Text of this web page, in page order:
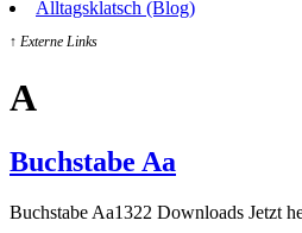
Alltagsklatsch (Blog)
↑ Externe Links
A
Buchstabe Aa
Buchstabe Aa1322 Downloads Jetzt